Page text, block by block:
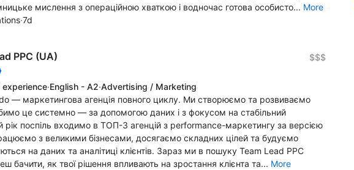
мислення з операційною хваткою і водночас готова особисто... More
·7d
PPC (UA) $$$
·English - A2·Advertising / Marketing
— маркетингова агенція повного циклу. Ми створюємо та розвиваємо
це системно — за допомогою даних і з фокусом на стабільний
рік поспіль входимо в ТОП-3 агенцій з performance-маркетингу за версією
з великими бізнесами, досягаємо складних цілей та будуємо
на даних та аналітиці клієнтів. Зараз ми в пошуку Team Lead PPC
бачити, як твої рішення впливають на зростання клієнта та... More